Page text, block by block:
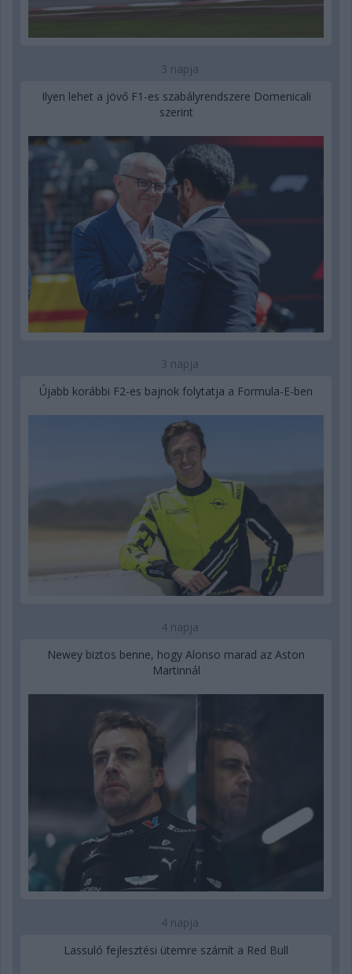
3 napja
Ilyen lehet a jövő F1-es szabályrendszere Domenicali
szerint
3 napja
Újabb korábbi F2-es bajnok folytatja a Formula-E-ben
4 napja
Newey biztos benne, hogy Alonso marad az Aston
Martinnál
4 napja
Lassuló fejlesztési ütemre számít a Red Bull